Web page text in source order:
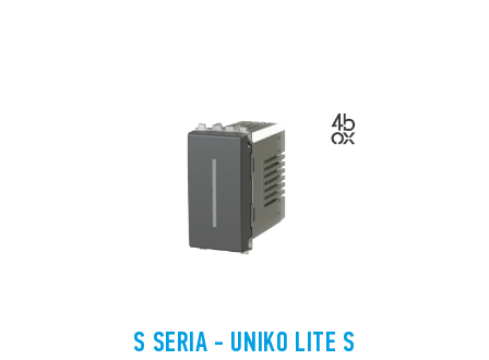
S SERIA - UNIKO LITE S